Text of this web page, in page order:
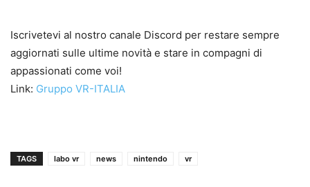
Iscrivetevi al nostro canale Discord per restare sempre
aggiornati sulle ultime novità e stare in compagni di
appassionati come voi!
Link: Gruppo VR-ITALIA
TAGS labo vr news nintendo vr